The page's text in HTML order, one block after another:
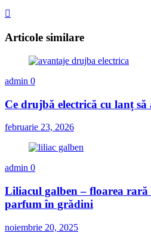
Articole similare
admin 0
Ce drujbă electrică cu lanț să
februarie 23, 2026
admin 0
Liliacul galben – floarea rară
parfum în grădini
noiembrie 20, 2025